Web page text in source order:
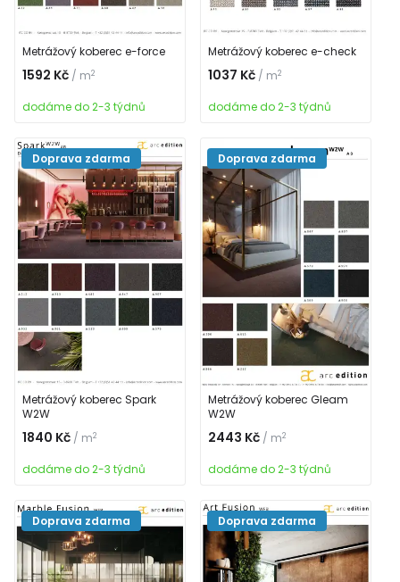
Metrážový koberec e-force
1592 Kč / m2
dodáme do 2-3 týdnů
Metrážový koberec e-check
1037 Kč / m2
dodáme do 2-3 týdnů
Metrážový koberec Spark
W2W
1840 Kč / m2
dodáme do 2-3 týdnů
Doprava zdarma
Metrážový koberec Gleam
W2W
2443 Kč / m2
dodáme do 2-3 týdnů
Doprava zdarma
Doprava zdarma Doprava zdarma